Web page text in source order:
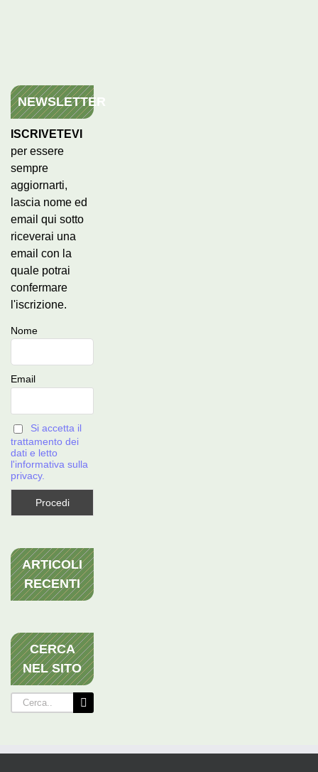
NEWSLETTER
ISCRIVETEVI
per essere
sempre
aggiornarti,
lascia nome ed
email qui sotto
riceverai una
email con la
quale potrai
confermare
l'iscrizione.
Nome
Email
Si accetta il
trattamento dei
dati e letto
l'informativa sulla
privacy.
ARTICOLI
RECENTI
CERCA
NEL SITO
Cerca
per: